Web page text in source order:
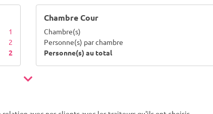
1
2
2
Chambre Cour
Chambre(s)
Personne(s) par chambre
Personne(s) au total